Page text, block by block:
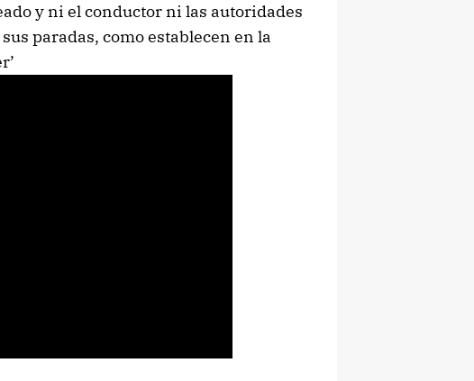
y ni el conductor ni las autoridades
paradas, como establecen en la